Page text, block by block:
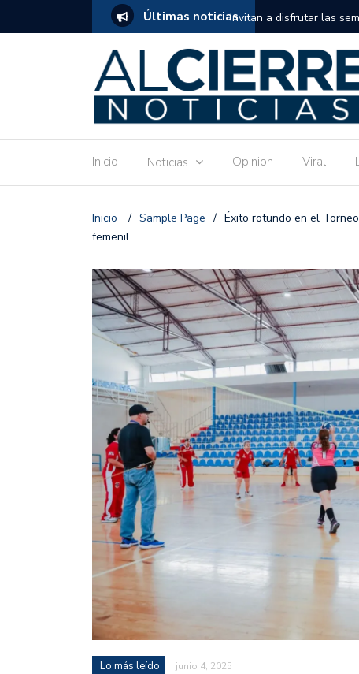
Últimas noticias
de estimulación temprana para mamás
Invitan a disfrutar las
Ronquillo este jueves.
Inicio Noticias Opinion Viral
Inicio / Sample Page / Éxito rotundo en el
femenil.
Lo más leído junio 4, 2025